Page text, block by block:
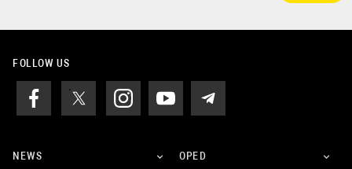
FOLLOW US
NEWS OPED